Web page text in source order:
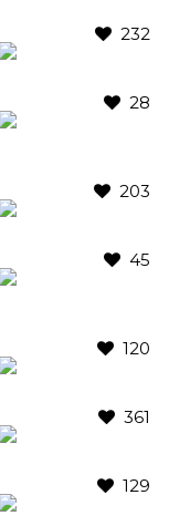
232
28
203
45
120
361
129